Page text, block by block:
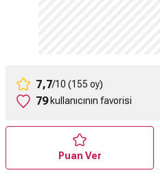
7,7/10 (155 oy)
79 kullanıcının favorisi
Puan Ver